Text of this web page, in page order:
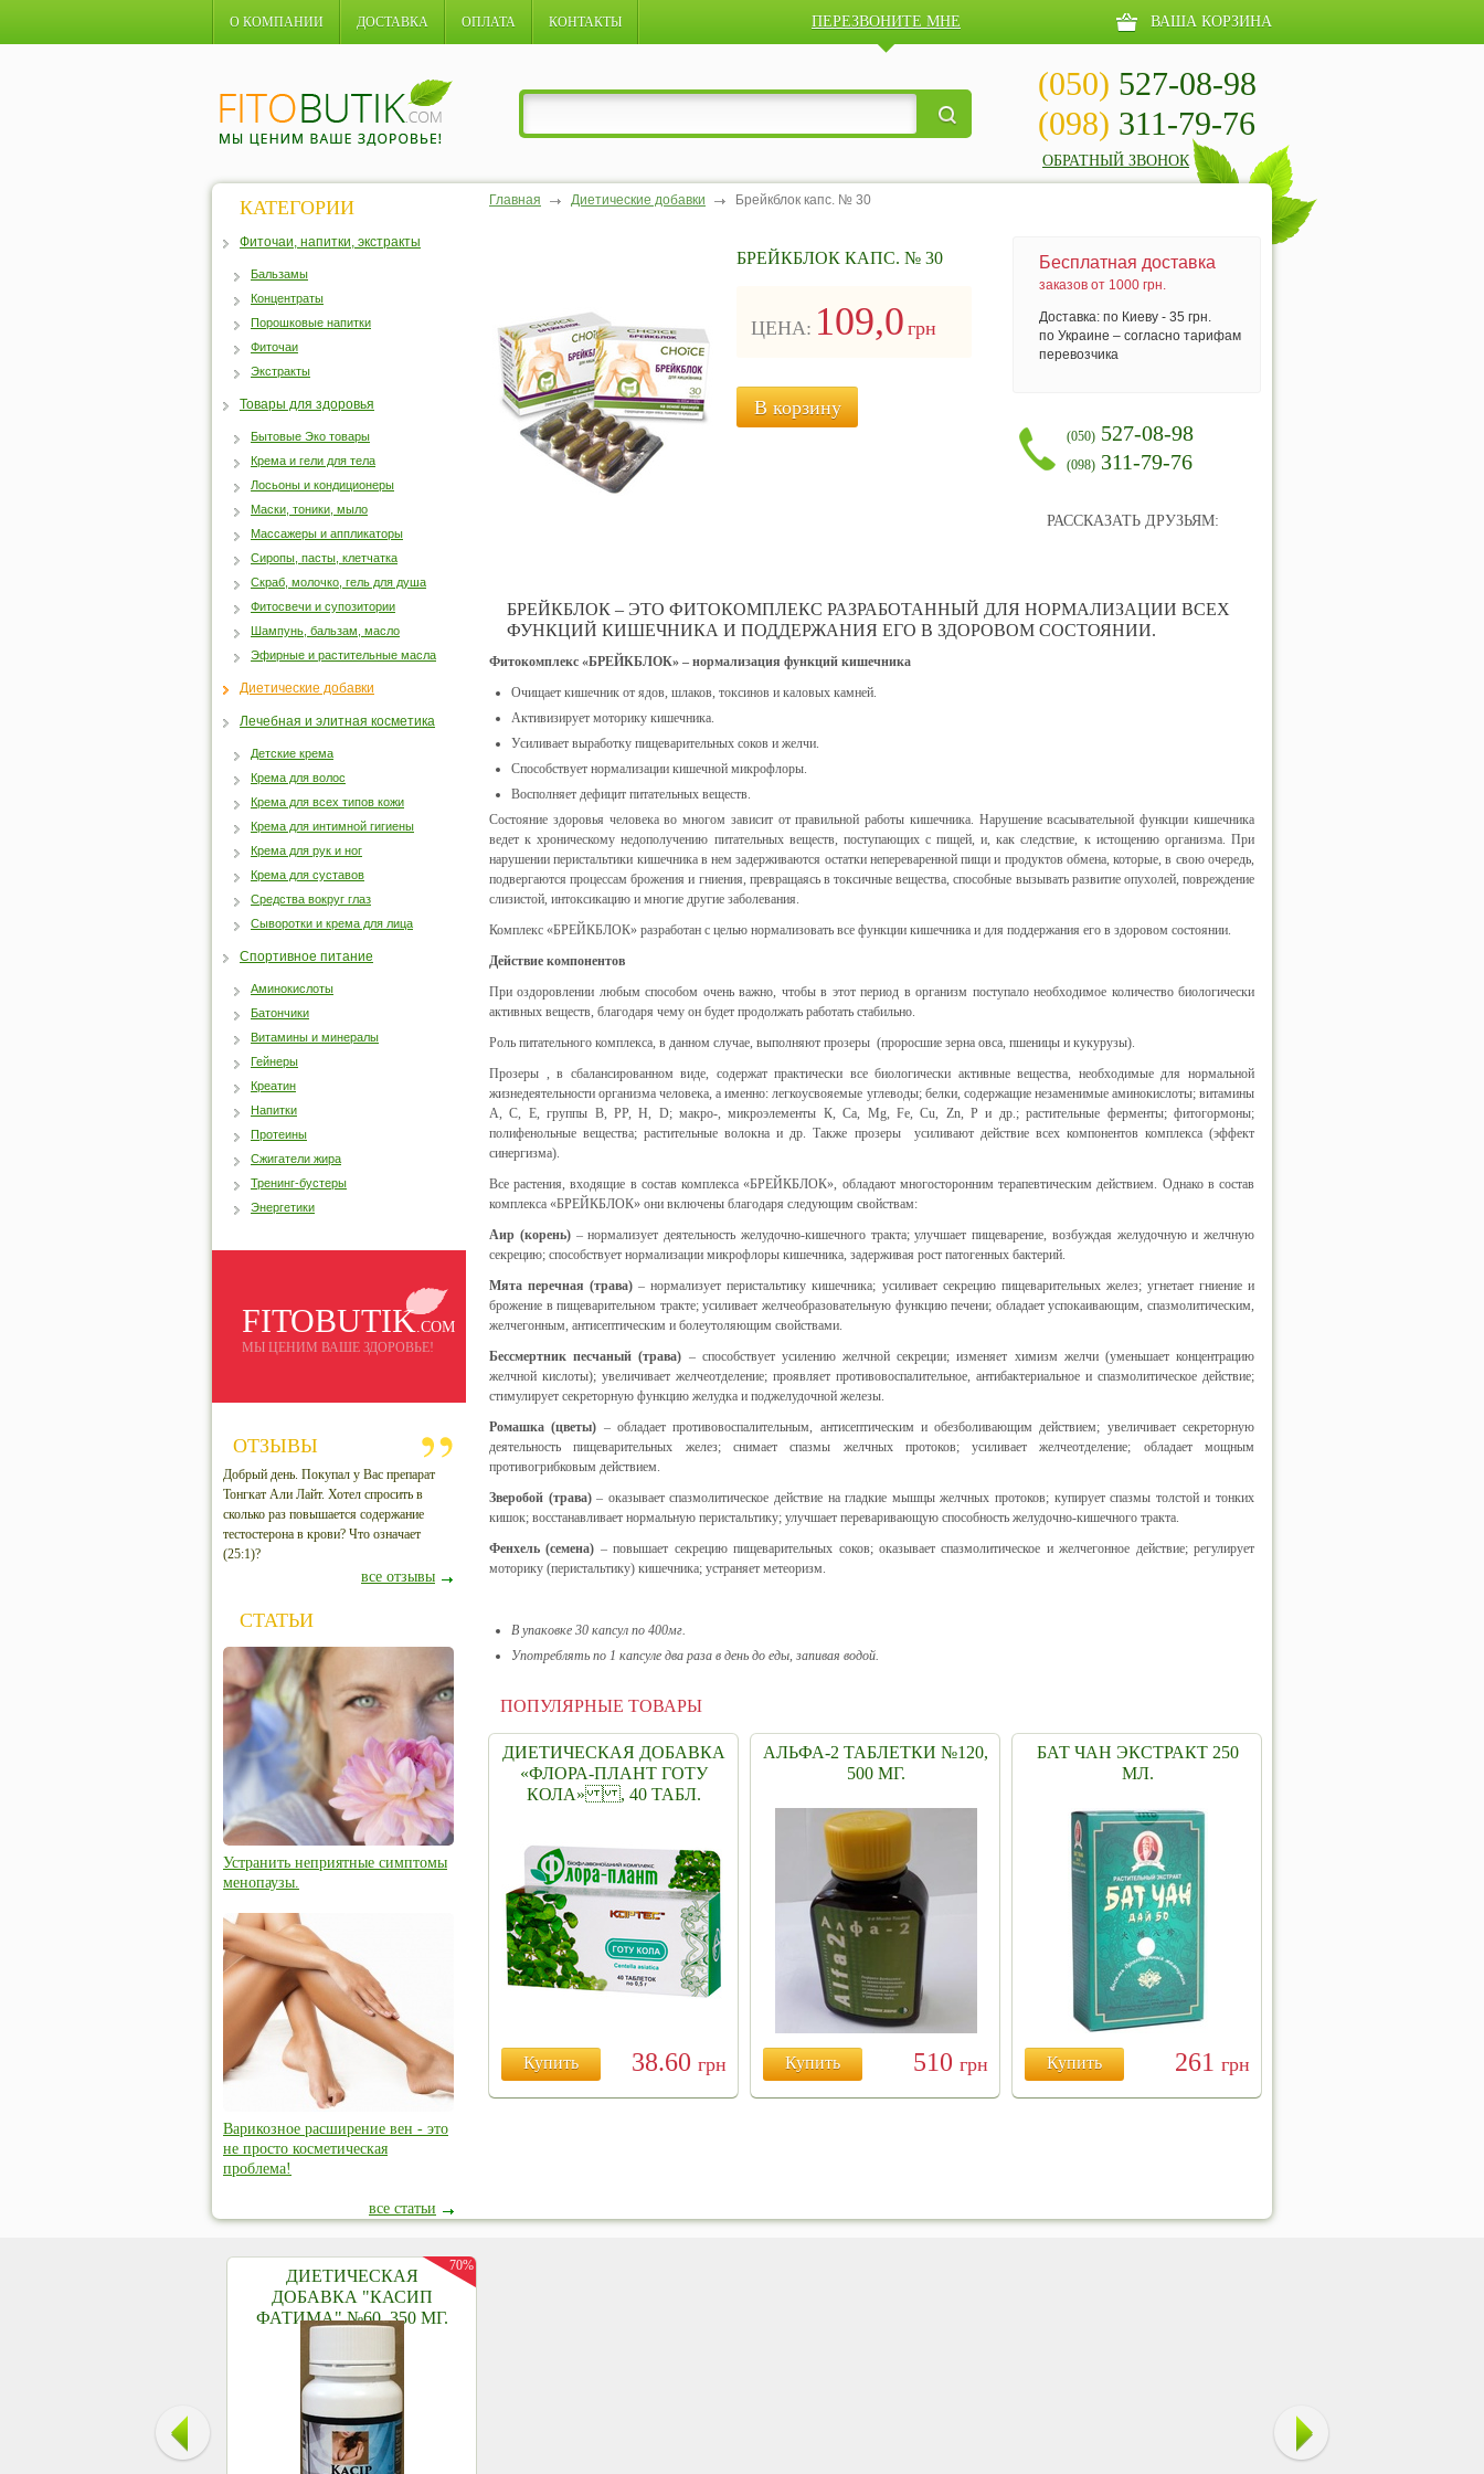
О КОМПАНИИ ДОСТАВКА ОПЛАТА КОНТАКТЫ ПЕРЕЗВОНИТЕ МНЕ ВАША КОРЗИНА
(050) 527-08-98
(098) 311-79-76
ОБРАТНЫЙ ЗВОНОК
Главная Диетические добавки Брейкблок капс. № 30
БРЕЙКБЛОК КАПС. № 30
ЦЕНА: 109,0 грн
В корзину
Бесплатная доставка
заказов от 1000 грн.
Доставка: по Киеву - 35 грн.
по Украине – согласно тарифам
перевозчика
(050) 527-08-98
(098) 311-79-76
РАССКАЗАТЬ ДРУЗЬЯМ:
БРЕЙКБЛОК – ЭТО ФИТОКОМПЛЕКС РАЗРАБОТАННЫЙ ДЛЯ НОРМАЛИЗАЦИИ ВСЕХ
ФУНКЦИЙ КИШЕЧНИКА И ПОДДЕРЖАНИЯ ЕГО В ЗДОРОВОМ СОСТОЯНИИ.
Фитокомплекс «БРЕЙКБЛОК» – нормализация функций кишечника
Очищает кишечник от ядов, шлаков, токсинов и каловых камней.
Активизирует моторику кишечника.
Усиливает выработку пищеварительных соков и желчи.
Способствует нормализации кишечной микрофлоры.
Восполняет дефицит питательных веществ.
Состояние здоровья человека во многом зависит от правильной работы кишечника. Нарушение всасывательной функции кишечника
ведет к хроническому недополучению питательных веществ, поступающих с пищей, и, как следствие, к истощению организма. При
нарушении перистальтики кишечника в нем задерживаются остатки непереваренной пищи и продуктов обмена, которые, в свою очередь,
подвергаются процессам брожения и гниения, превращаясь в токсичные вещества, способные вызывать развитие опухолей, повреждение
слизистой, интоксикацию и многие другие заболевания.
Комплекс «БРЕЙКБЛОК» разработан с целью нормализовать все функции кишечника и для поддержания его в здоровом состоянии.
Действие компонентов
При оздоровлении любым способом очень важно, чтобы в этот период в организм поступало необходимое количество биологически
активных веществ, благодаря чему он будет продолжать работать стабильно.
Роль питательного комплекса, в данном случае, выполняют прозеры (проросшие зерна овса, пшеницы и кукурузы).
Прозеры , в сбалансированном виде, содержат практически все биологически активные вещества, необходимые для нормальной
жизнедеятельности организма человека, а именно: легкоусвояемые углеводы; белки, содержащие незаменимые аминокислоты; витамины
А, С, Е, группы В, РР, Н, D; макро-, микроэлементы К, Са, Mg, Fe, Cu, Zn, P и др.; растительные ферменты; фитогормоны;
полифенольные вещества; растительные волокна и др. Также прозеры усиливают действие всех компонентов комплекса (эффект
синергизма).
Все растения, входящие в состав комплекса «БРЕЙКБЛОК», обладают многосторонним терапевтическим действием. Однако в состав
комплекса «БРЕЙКБЛОК» они включены благодаря следующим свойствам:
Аир (корень)– нормализует деятельность желудочно-кишечного тракта; улучшает пищеварение, возбуждая желудочную и желчную
секрецию; способствует нормализации микрофлоры кишечника, задерживая рост патогенных бактерий.
Мята перечная (трава) – нормализует перистальтику кишечника; усиливает секрецию пищеварительных желез; угнетает гниение и
брожение в пищеварительном тракте; усиливает желчеобразовательную функцию печени; обладает успокаивающим, спазмолитическим,
желчегонным, антисептическим и болеутоляющим свойствами.
Бессмертник песчаный (трава) – способствует усилению желчной секреции; изменяет химизм желчи (уменьшает концентрацию
желчной кислоты); увеличивает желчеотделение; проявляет противовоспалительное, антибактериальное и спазмолитическое действие;
стимулирует секреторную функцию желудка и поджелудочной железы.
Ромашка (цветы) – обладает противовоспалительным, антисептическим и обезболивающим действием; увеличивает секреторную
деятельность пищеварительных желез; снимает спазмы желчных протоков; усиливает желчеотделение; обладает мощным
противогрибковым действием.
Зверобой (трава)– оказывает спазмолитическое действие на гладкие мышцы желчных протоков; купирует спазмы толстой и тонких
кишок; восстанавливает нормальную перистальтику; улучшает переваривающую способность желудочно-кишечного тракта.
Фенхель (семена) – повышает секрецию пищеварительных соков; оказывает спазмолитическое и желчегонное действие; регулирует
моторику (перистальтику) кишечника; устраняет метеоризм.
В упаковке 30 капсул по 400мг.
Употреблять по 1 капсуле два раза в день до еды, запивая водой.
ПОПУЛЯРНЫЕ ТОВАРЫ
ДИЕТИЧЕСКАЯ ДОБАВКА
«ФЛОРА-ПЛАНТ ГОТУ
КОЛА» , 40 ТАБЛ.
Купить 38.60 грн
АЛЬФА-2 ТАБЛЕТКИ №120,
500 МГ.
Купить 510 грн
БАТ ЧАН ЭКСТРАКТ 250
МЛ.
Купить 261 грн
КАТЕГОРИИ
Фиточаи, напитки, экстракты
Бальзамы
Концентраты
Порошковые напитки
Фиточаи
Экстракты
Товары для здоровья
Бытовые Эко товары
Крема и гели для тела
Лосьоны и кондиционеры
Маски, тоники, мыло
Массажеры и аппликаторы
Сиропы, пасты, клетчатка
Скраб, молочко, гель для душа
Фитосвечи и супозитории
Шампунь, бальзам, масло
Эфирные и растительные масла
Диетические добавки
Лечебная и элитная косметика
Детские крема
Крема для волос
Крема для всех типов кожи
Крема для интимной гигиены
Крема для рук и ног
Крема для суставов
Средства вокруг глаз
Сыворотки и крема для лица
Спортивное питание
Аминокислоты
Батончики
Витамины и минералы
Гейнеры
Креатин
Напитки
Протеины
Сжигатели жира
Тренинг-бустеры
Энергетики
FITOBUTIK.COM
МЫ ЦЕНИМ ВАШЕ ЗДОРОВЬЕ!
ОТЗЫВЫ
Добрый день. Покупал у Вас препарат
Тонгкат Али Лайт. Хотел спросить в
сколько раз повышается содержание
тестостерона в крови? Что означает
(25:1)?
все отзывы
СТАТЬИ
Устранить неприятные симптомы
менопаузы.
Варикозное расширение вен - это
не просто косметическая
проблема!
все статьи
ДИЕТИЧЕСКАЯ
ДОБАВКА "КАСИП
ФАТИМА" №60, 350 МГ.
70%